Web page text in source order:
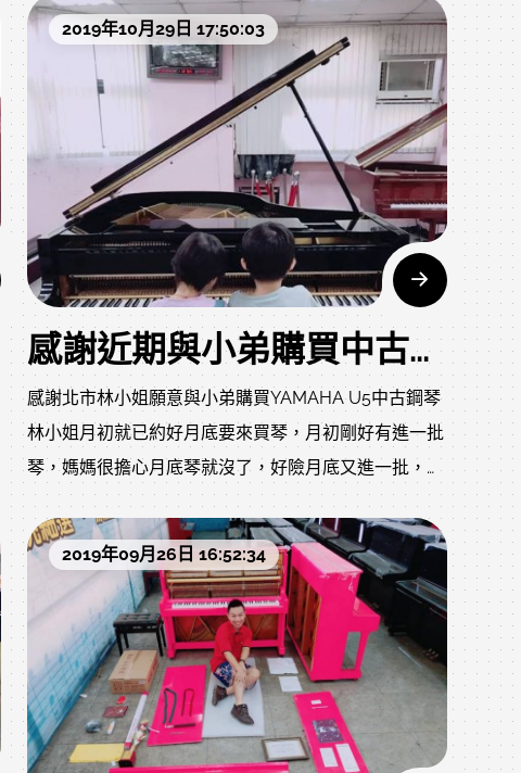
買便宜的琴，等過陣子小孩有興趣後再考慮買好一點的
鋼琴。但其實觸鍵及音色不對的琴，接觸越久對小孩彈
奏及聽音會造成很大的學習傷害， 上課時挫折感越來
越大就不學了。不對的工具只會抹殺掉小孩的興趣，阻
礙進步的空間。
2019年10月29日 17:50:03
感謝近期與小弟購買中古鋼琴的顧客，HAPPY HALLOWEEN!
感謝北市林小姐願意與小弟購買YAMAHA U5中古鋼琴
林小姐月初就已約好月底要來買琴，月初剛好有進一批
琴，媽媽很擔心月底琴就沒了，好險月底又進一批，現
在倉庫滿滿的琴喔!
爸爸媽媽也很相信小弟及ㄚ莎力，不到半小時就包軌
感謝、感恩、感激!
歡迎預約參觀:0980494792 黃先生感謝鄭小姐願意與小
弟購買YAMAHA U1中古鋼琴
服務當天小弟其實放假，推掉家庭聚餐，晚上加班為爸
爸媽媽服務，當下爸爸媽媽沒有購買說要回去考慮，正
2019年09月26日 16:52:34